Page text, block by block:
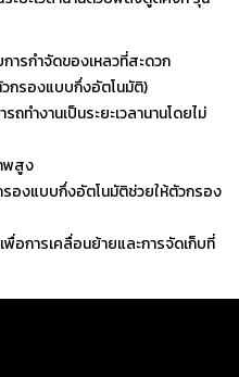
ารกำจัดของเหลวที่สะดวก
กรองแบบกึ่งอัตโนมัติ)
ทำงานเป็นระยะเวลานานโดยไม่
พสูง
องแบบกึ่งอัตโนมัติช่วยให้ตัวกรอง
อการเคลื่อนย้ายและการจัดเก็บที่